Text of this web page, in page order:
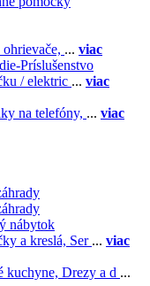
... viac
Príslušenstvo
/ elektric ... viac
na telefóny, ... viac
nábytok
a kreslá, Ser ... viac
kuchyne, Drezy a d ...